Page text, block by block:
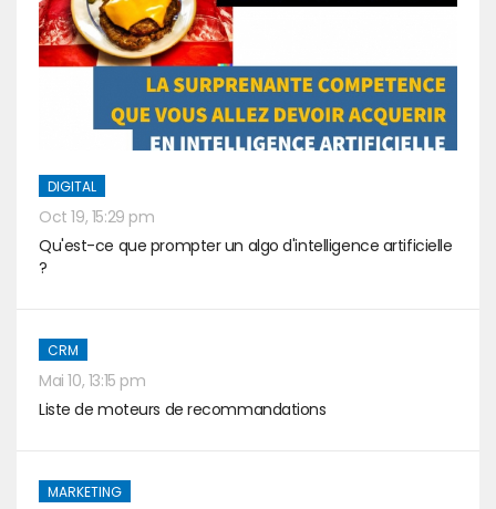
DIGITAL
Oct 19, 15:29 pm
Qu'est-ce que prompter un algo d'intelligence artificielle
?
CRM
Mai 10, 13:15 pm
Liste de moteurs de recommandations
MARKETING